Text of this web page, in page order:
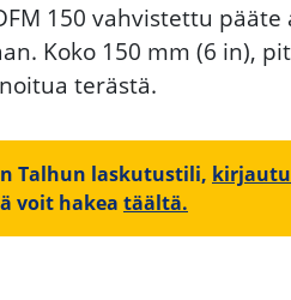
150 vahvistettu
Koko 150 mm (6 in),
terästä.
Talhun laskutustili,
voit hakea täältä.